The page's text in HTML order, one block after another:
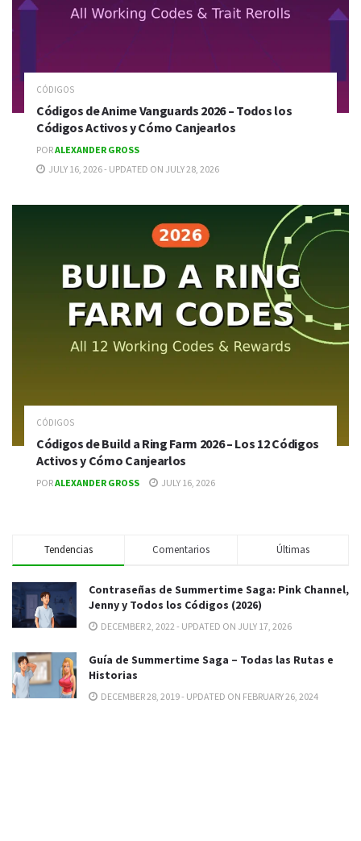
CÓDIGOS
Códigos de Anime Vanguards 2026 – Todos los
Códigos Activos y Cómo Canjearlos
PORALEXANDER GROSS
JULY 16, 2026 - UPDATED ON JULY 28, 2026
CÓDIGOS
Códigos de Build a Ring Farm 2026 – Los 12 Códigos
Activos y Cómo Canjearlos
PORALEXANDER GROSS JULY 16, 2026
Tendencias Comentarios Últimas
Contraseñas de Summertime Saga: Pink Channel,
Jenny y Todos los Códigos (2026)
DECEMBER 2, 2022 - UPDATED ON JULY 17, 2026
Guía de Summertime Saga – Todas las Rutas e
Historias
DECEMBER 28, 2019 - UPDATED ON FEBRUARY 26, 2024